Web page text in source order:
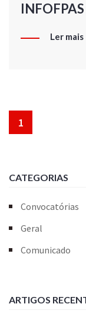
INFOFPAS
Ler mais
1
CATEGORIAS
Convocatórias
Geral
Comunicado
ARTIGOS